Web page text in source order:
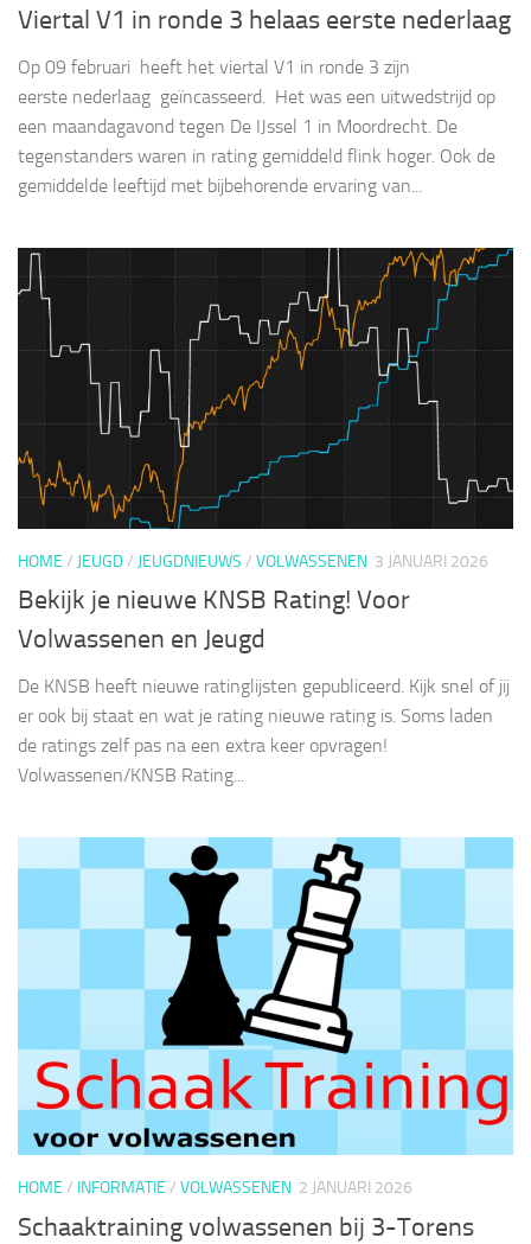
Viertal V1 in ronde 3 helaas eerste nederlaag
Op 09 februari heeft het viertal V1 in ronde 3 zijn
eerste nederlaag geïncasseerd. Het was een uitwedstrijd op
een maandagavond tegen De IJssel 1 in Moordrecht. De
tegenstanders waren in rating gemiddeld flink hoger. Ook de
gemiddelde leeftijd met bijbehorende ervaring van...
HOME / JEUGD/ JEUGDNIEUWS / VOLWASSENEN 3 JANUARI 2026
Bekijk je nieuwe KNSB Rating! Voor
Volwassenen en Jeugd
De KNSB heeft nieuwe ratinglijsten gepubliceerd. Kijk snel of jij
er ook bij staat en wat je rating nieuwe rating is. Soms laden
de ratings zelf pas na een extra keer opvragen!
Volwassenen/KNSB Rating...
HOME / INFORMATIE / VOLWASSENEN 2 JANUARI 2026
Schaaktraining volwassenen bij 3-Torens